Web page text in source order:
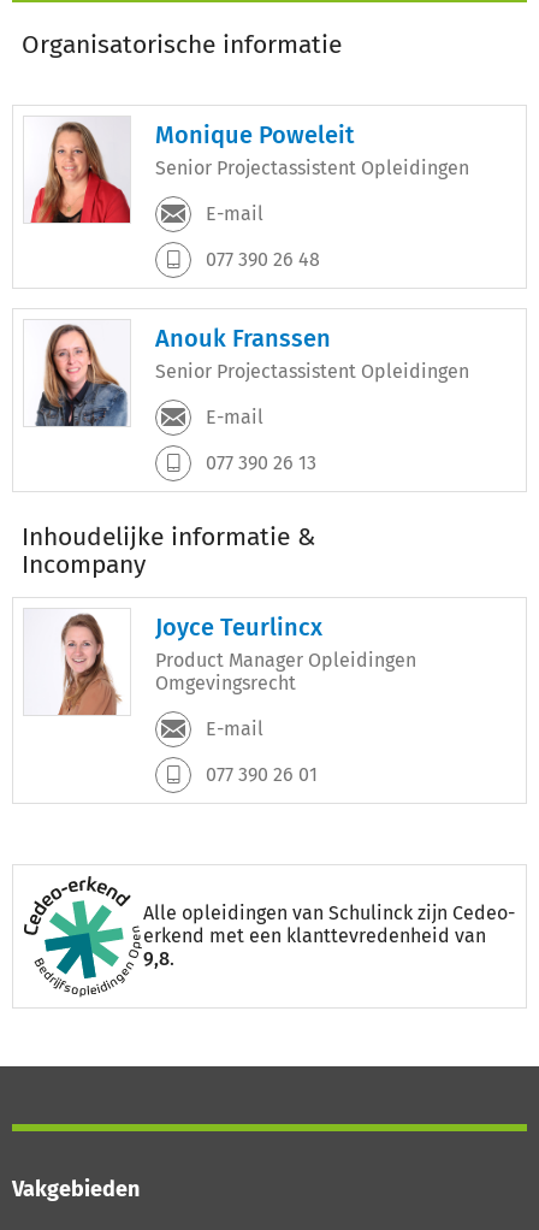
Organisatorische informatie
Monique Poweleit
Senior Projectassistent Opleidingen
E-mail
077 390 26 48
Anouk Franssen
Senior Projectassistent Opleidingen
E-mail
077 390 26 13
Inhoudelijke informatie &
Incompany
Joyce Teurlincx
Product Manager Opleidingen
Omgevingsrecht
E-mail
077 390 26 01
Alle opleidingen van Schulinck zijn Cedeo-
erkend met een klanttevredenheid van
9,8.
Vakgebieden